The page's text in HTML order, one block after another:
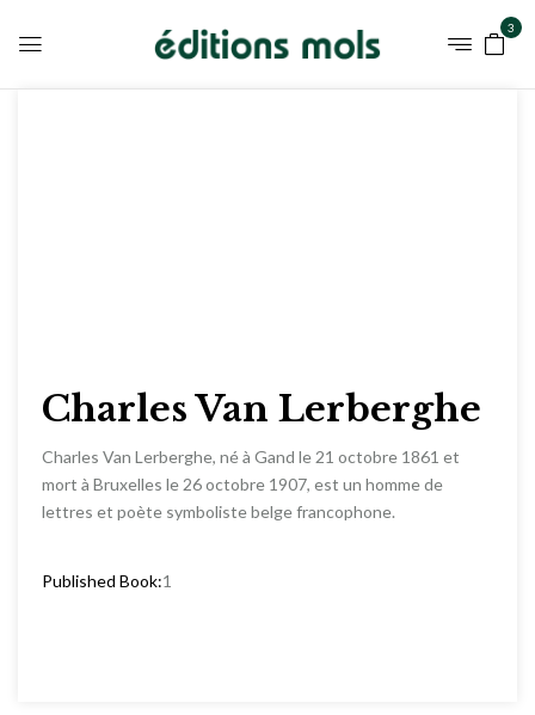
3
Charles Van Lerberghe
Charles Van Lerberghe, né à Gand le 21 octobre 1861 et
mort à Bruxelles le 26 octobre 1907, est un homme de
lettres et poète symboliste belge francophone.
Published Book:1